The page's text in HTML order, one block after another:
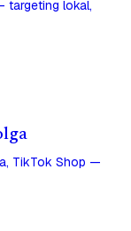
targeting lokal,
TikTok Shop —